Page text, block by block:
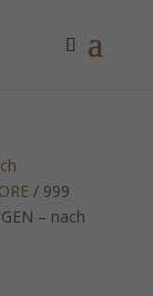
/ 999
– nach